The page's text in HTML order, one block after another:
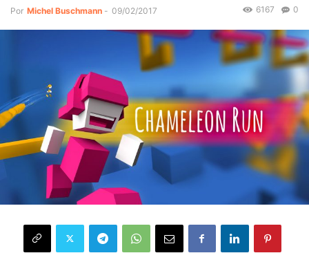
Por Michel Buschmann - 09/02/2017 0
6167